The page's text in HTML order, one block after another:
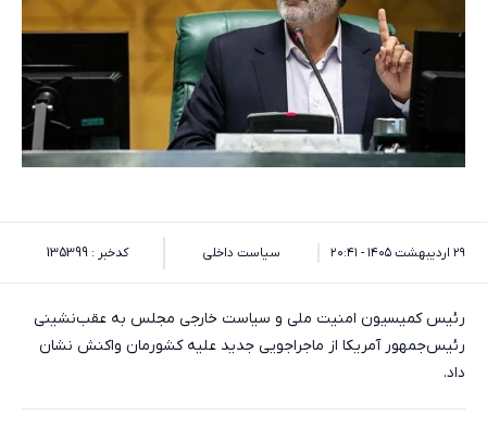
۲۹ اردیبهشت ۱۴۰۵ - ۲۰:۴۱ سیاست داخلی کدخبر : 135399
رئیس کمیسیون امنیت ملی و سیاست خارجی مجلس به عقب‌نشینی
رئیس‌جمهور آمریکا از ماجراجویی جدید علیه کشورمان واکنش نشان
داد.